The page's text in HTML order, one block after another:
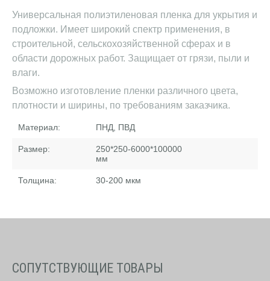
Универсальная полиэтиленовая пленка для укрытия и
подложки. Имеет широкий спектр применения, в
строительной, сельскохозяйственной сферах и в
области дорожных работ. Защищает от грязи, пыли и
влаги.
Возможно изготовление пленки различного цвета,
плотности и ширины, по требованиям заказчика.
Материал: ПНД, ПВД
Размер:
250*250-6000*100000
мм
Толщина: 30-200 мкм
СОПУТСТВУЮЩИЕ ТОВАРЫ